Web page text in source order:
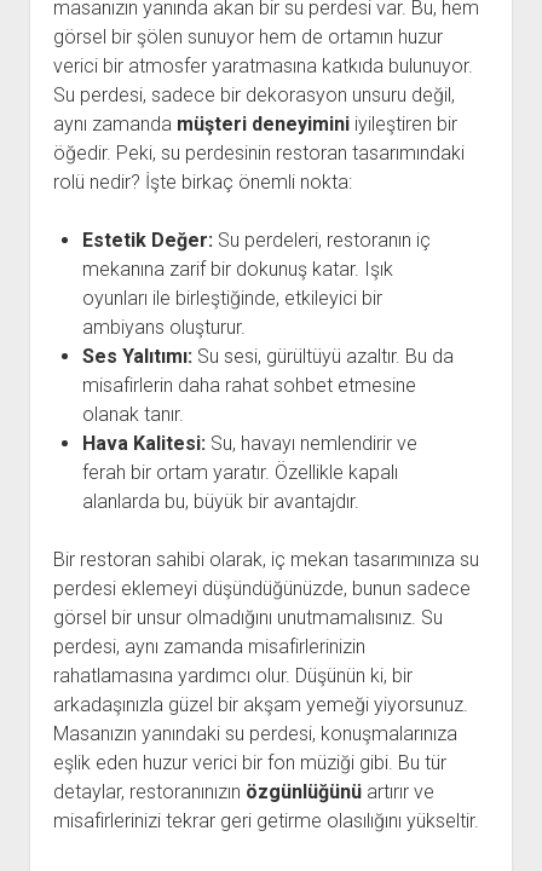
masanızın yanında akan bir su perdesi var. Bu, hem
görsel bir şölen sunuyor hem de ortamın huzur
verici bir atmosfer yaratmasına katkıda bulunuyor.
Su perdesi, sadece bir dekorasyon unsuru değil,
aynı zamanda müşteri deneyiminiiyileştiren bir
öğedir. Peki, su perdesinin restoran tasarımındaki
rolü nedir? İşte birkaç önemli nokta:
Estetik Değer:Su perdeleri, restoranın iç
mekanına zarif bir dokunuş katar. Işık
oyunları ile birleştiğinde, etkileyici bir
ambiyans oluşturur.
Ses Yalıtımı:Su sesi, gürültüyü azaltır. Bu da
misafirlerin daha rahat sohbet etmesine
olanak tanır.
Hava Kalitesi:Su, havayı nemlendirir ve
ferah bir ortam yaratır. Özellikle kapalı
alanlarda bu, büyük bir avantajdır.
Bir restoran sahibi olarak, iç mekan tasarımınıza su
perdesi eklemeyi düşündüğünüzde, bunun sadece
görsel bir unsur olmadığını unutmamalısınız. Su
perdesi, aynı zamanda misafirlerinizin
rahatlamasına yardımcı olur. Düşünün ki, bir
arkadaşınızla güzel bir akşam yemeği yiyorsunuz.
Masanızın yanındaki su perdesi, konuşmalarınıza
eşlik eden huzur verici bir fon müziği gibi. Bu tür
detaylar, restoranınızın özgünlüğünüartırır ve
misafirlerinizi tekrar geri getirme olasılığını yükseltir.